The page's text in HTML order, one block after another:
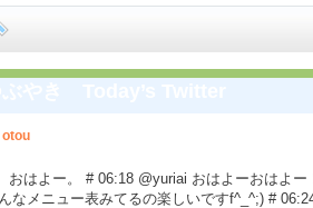
otou
おはよー。 # 06:18 @yuriai おはよーおはよ
なメニュー表みてるの楽しいですf^_^;) #